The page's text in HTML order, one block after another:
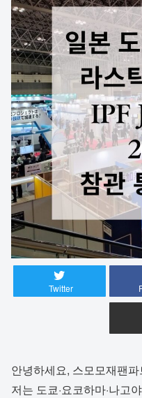
Twitter
안녕하세요, 스모모재팬
저는 도쿄·요코하마·나고